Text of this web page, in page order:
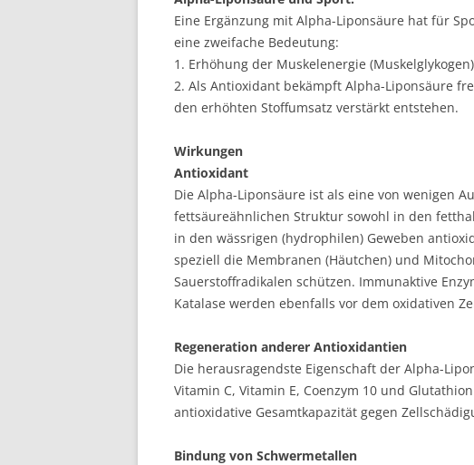
Eine Ergänzung mit Alpha-Liponsäure hat für
eine zweifache Bedeutung:
1. Erhöhung der Muskelenergie
2. Als Antioxidant bekämpft Alpha-Liponsäure
den erhöhten Stoffumsatz verstärkt entstehen.
Wirkungen
Antioxidant
Die Alpha-Liponsäure ist als eine von wenigen
fettsäureähnlichen Struktur sowohl in den
in den wässrigen (hydrophilen) Geweben
speziell die Membranen (Häutchen) und
Sauerstoffradikalen schützen. Immunaktive
Katalase werden ebenfalls vor dem oxidativen
Regeneration anderer Antioxidantien
Die herausragendste Eigenschaft der Alpha-
Vitamin C, Vitamin E, Coenzym 10 und
antioxidative Gesamtkapazität gegen
Bindung von Schwermetallen